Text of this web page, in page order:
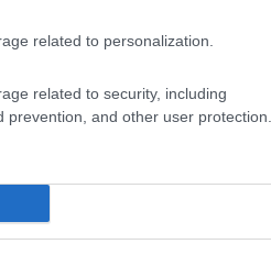
related to personalization.
related to security, including
and other user protection.
örökre eltiltották a focistát